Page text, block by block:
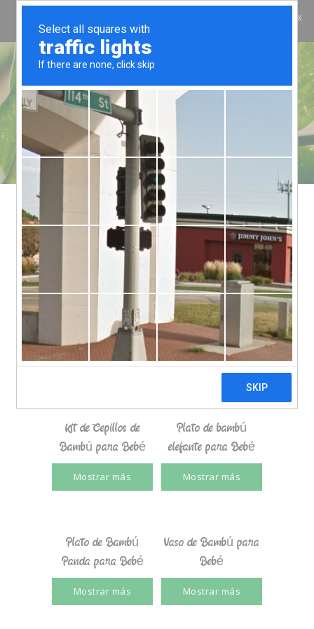
COOL BAMBU
COOL BAMBU
KOONOS
¿QUIÉNES SOMOS?
¿QUÉ ES COOL Y
QUÉ NO?
CONTACTO
Mostrando todos los resultados 6
Bowl de bambú para
bebé
Mostrar más
Juego de Cucharas de
Bambú para Bebé
Mostrar más
Kit de Cepillos de
Bambú para Bebé
Mostrar más
Plato de bambú
elefante para Bebé
Mostrar más
Plato de Bambú
Panda para Bebé
Mostrar más
Vaso de Bambú para
Bebé
Mostrar más